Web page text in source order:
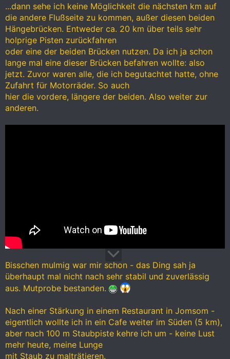
...dann sehe ich keine Möglichkeit die nächsten km auf
die andere Flußseite zu kommen, außer diesen beiden
Hängebrücken. Entweder ca. 20 km über teils sehr
holprige Pisten zurückfahren
oder eine der beiden Brücken nutzen. Da ich ja schon
lange mal eine dieser Brücken befahren wollte: also
jetzt. Zuvor waren alle, die ich begutachtet hatte, ohne
Zufahrt für Motorräder. So auch
hier die vordere, längere der beiden. Also weiter zur
anderen.
Bisschen mulmig war mir schon - das Ding sah ja
überhaupt mal nicht nach sehr stabil und zuverlässig
aus. Mutprobe bestanden.
Nach einer Stärkung in einem Restaurant in Jomsom -
eigentlich wollte ich in ein Cafe weiter im Süden (5 km),
aber nach 100 m Staubpiste kehre ich um - keine Lust
mehr heute, meine Lunge
mit Staub zu malträtieren.